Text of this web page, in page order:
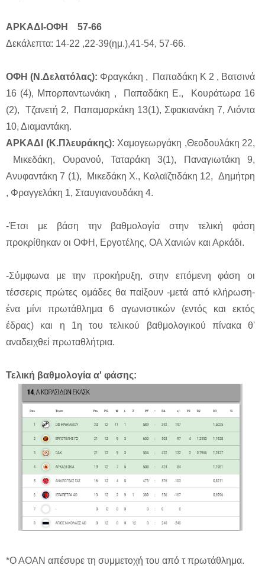
ΑΡΚΑΔΙ-ΟΦΗ 57-66
Δεκάλεπτα: 14-22 ,22-39(ημ.),41-54, 57-66.
ΟΦΗ (Ν.Δελατόλας): Φραγκάκη , Παπαδάκη Κ 2 , Βατσινά
16 (4), Μπορπαντωνάκη , Παπαδάκη Ε., Κουράτωρα 16
(2), Τζανετή 2, Παπαμαρκάκη 13(1), Σφακιανάκη 7, Λιόντα
10, Διαμαντάκη.
ΑΡΚΑΔΙ (Κ.Πλευράκης): Χαμογεωργάκη ,Θεοδουλάκη 22,
Μικεδάκη, Ουρανού, Ταταράκη 3(1), Παναγιωτάκη 9,
Ανυφαντάκη 7 (1), Μικεδάκη Χ., Καλαϊζτιδάκη 12, Δημήτρη
, Φραγγελάκη 1, Σταυγιανουδάκη 4.
-Έτσι με βάση την βαθμολογία στην τελική φάση
προκρίθηκαν οι ΟΦΗ, Εργοτέλης, ΟΑ Χανιών και Αρκάδι.
-Σύμφωνα με την προκήρυξη, στην επόμενη φάση οι
τέσσερις πρώτες ομάδες θα παίξουν -μετά από κλήρωση-
ένα μίνι πρωτάθλημα 6 αγωνιστικών (εντός και εκτός
έδρας) και η 1η του τελικού βαθμολογικού πίνακα θ'
αναδειχθεί πρωταθλήτρια.
Τελική βαθμολογία α' φάσης:
*Ο ΑΟΑΝ απέσυρε τη συμμετοχή του από τ πρωτάθλημα.